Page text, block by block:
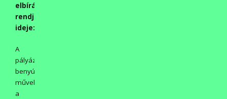
elbírálásának
rendje,
ideje:
A
pályázatra
benyújtott
műveket
a